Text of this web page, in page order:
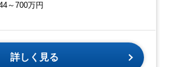
～700万円
詳しく見る